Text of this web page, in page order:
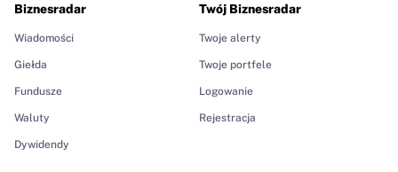
Biznesradar
Wiadomości
Giełda
Fundusze
Waluty
Dywidendy
Twój Biznesradar
Twoje alerty
Twoje portfele
Logowanie
Rejestracja